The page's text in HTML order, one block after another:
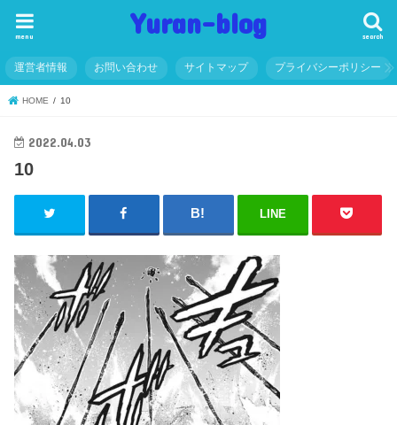
Yuran-blog search
menu
運営者情報 お問い合わせ サイトマップ プライバシーポリシー
HOME 10
2022.04.03
10
LINE